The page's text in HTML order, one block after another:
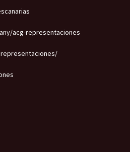
acg-representaciones